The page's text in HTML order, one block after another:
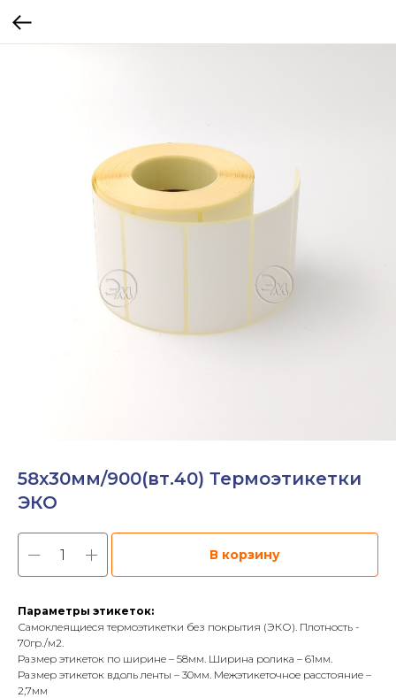
58х30мм/900(вт.40) Термоэтикетки
ЭКО
В корзину
Параметры этикеток:
Самоклеящиеся термоэтикетки без покрытия (ЭКО). Плотность -
70гр./м2.
Размер этикеток по ширине – 58мм. Ширина ролика – 61мм.
Размер этикеток вдоль ленты – 30мм. Межэтикеточное расстояние –
2,7мм